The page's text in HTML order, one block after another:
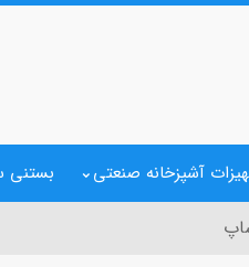
آشپزخانه صنعتی بستنی